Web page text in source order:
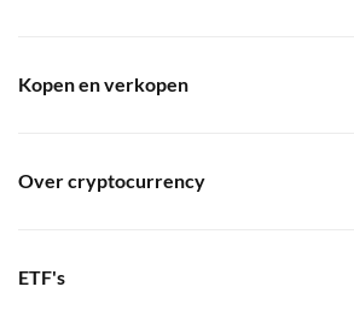
Kopen en verkopen
Over cryptocurrency
ETF's